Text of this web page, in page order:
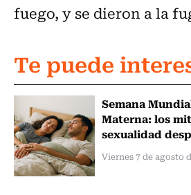
fuego, y se dieron a la
Te puede
Semana
Materna: los
sexualidad
Viernes 7 de agosto